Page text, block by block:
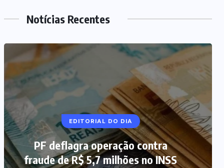
Notícias Recentes
EDITORIAL DO DIA
PF deflagra operação contra
fraude de R$ 5,7 milhões no INSS
NOTÍCIAS DO BRASIL
Mega-Sena 3.041 acumula, e
prêmio estimado chega a R$ 165